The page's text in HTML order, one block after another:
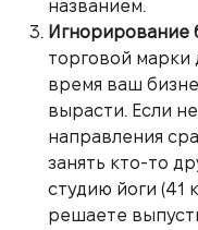
названием.
Игнорирование
торговой марки
время ваш
вырасти. Если
направления
занять кто-то
студию йоги (41
решаете